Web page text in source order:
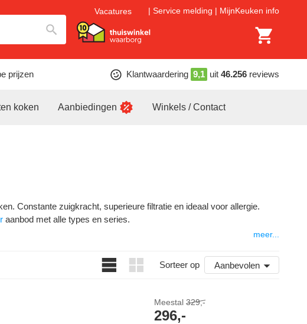
Vacatures Service melding MijnKeuken info
prijzen Klantwaardering 9,1 uit 46.256 reviews
koken Aanbiedingen Winkels / Contact
Constante zuigkracht, superieure filtratie en ideaal voor allergie.
aanbod met alle types en series.
meer...
Sorteer op Aanbevolen
Meestal 329,-
296,-